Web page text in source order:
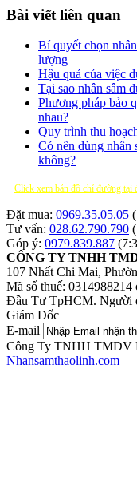
Bài viết liên quan
Bí quyết chọn
lượng
Hậu quả của việc
Tại sao nhân sâm
Phương pháp bảo
nhau?
Quy trình thu
Có nên dùng nhân
không?
Click xem bản đồ chỉ đường tại
Đặt mua: 0969.35.05.05
Tư vấn: 028.62.790.790
Góp ý: 0979.839.887
CÔNG TY TNHH
107 Nhất Chi Mai,
Mã số thuế:
Đầu Tư TpHCM. Người
Giám Đốc
E-mail
Công Ty TNHH TMDV
Nhansamthaolinh.com